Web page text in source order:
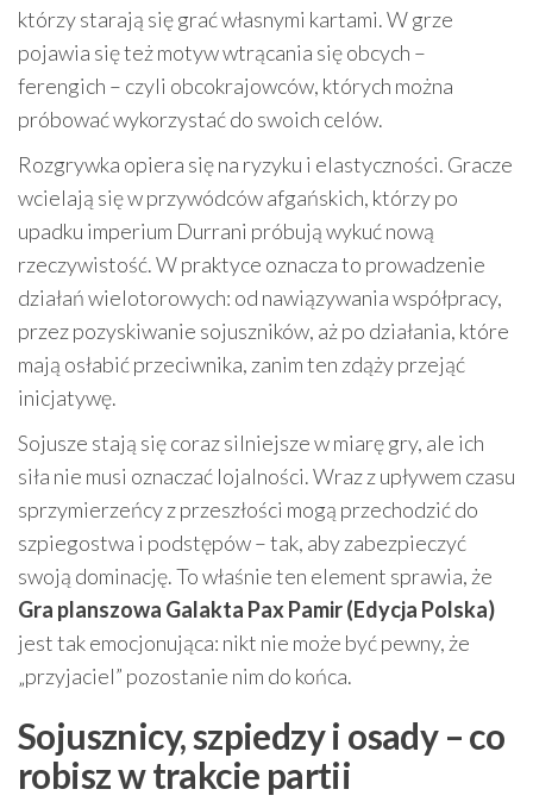
którzy starają się grać własnymi kartami. W grze
pojawia się też motyw wtrącania się obcych –
ferengich – czyli obcokrajowców, których można
próbować wykorzystać do swoich celów.
Rozgrywka opiera się na ryzyku i elastyczności. Gracze
wcielają się w przywódców afgańskich, którzy po
upadku imperium Durrani próbują wykuć nową
rzeczywistość. W praktyce oznacza to prowadzenie
działań wielotorowych: od nawiązywania współpracy,
przez pozyskiwanie sojuszników, aż po działania, które
mają osłabić przeciwnika, zanim ten zdąży przejąć
inicjatywę.
Sojusze stają się coraz silniejsze w miarę gry, ale ich
siła nie musi oznaczać lojalności. Wraz z upływem czasu
sprzymierzeńcy z przeszłości mogą przechodzić do
szpiegostwa i podstępów – tak, aby zabezpieczyć
swoją dominację. To właśnie ten element sprawia, że
Gra planszowa Galakta Pax Pamir (Edycja Polska)
jest tak emocjonująca: nikt nie może być pewny, że
„przyjaciel” pozostanie nim do końca.
Sojusznicy, szpiedzy i osady – co
robisz w trakcie partii